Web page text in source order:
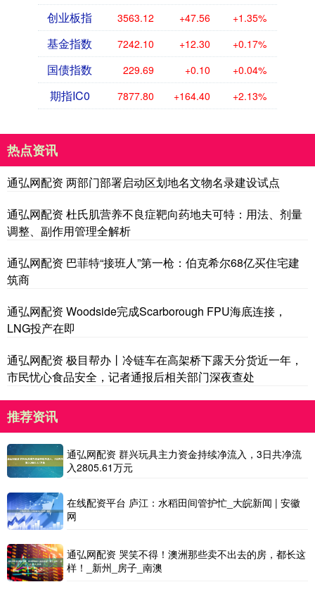
创业板指 3563.12 +47.56 +1.35%
基金指数 7242.10 +12.30 +0.17%
国债指数 229.69 +0.10 +0.04%
期指IC0 7877.80 +164.40 +2.13%
热点资讯
通弘网配资 两部门部署启动区划地名文物名录建设试点
通弘网配资 杜氏肌营养不良症靶向药地夫可特：用法、剂量
调整、副作用管理全解析
通弘网配资 巴菲特“接班人”第一枪：伯克希尔68亿买住宅建
筑商
通弘网配资 Woodside完成Scarborough FPU海底连接，
LNG投产在即
通弘网配资 极目帮办丨冷链车在高架桥下露天分货近一年，
市民忧心食品安全，记者通报后相关部门深夜查处
推荐资讯
通弘网配资 群兴玩具主力资金持续净流入，3日共净流
入2805.61万元
在线配资平台 庐江：水稻田间管护忙_大皖新闻 | 安徽
网
通弘网配资 哭笑不得！澳洲那些卖不出去的房，都长这
样！_新州_房子_南澳